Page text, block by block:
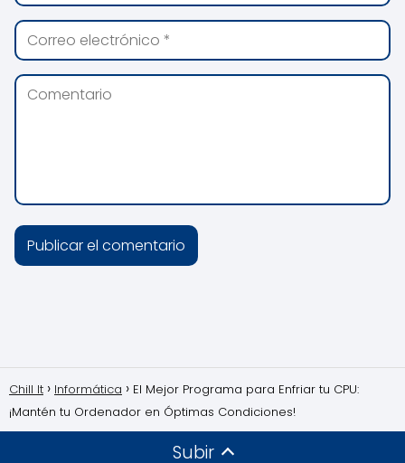
Chill It Informática
El Mejor Programa para Enfriar tu CPU:
¡Mantén tu Ordenador en Óptimas Condiciones!
Subir